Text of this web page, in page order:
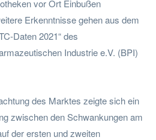
vor Ort Einbußen
Erkenntnisse gehen aus dem
Daten 2021“ des
Industrie e.V. (BPI)
des Marktes zeigte sich ein
zwischen den Schwankungen am
der ersten und zweiten